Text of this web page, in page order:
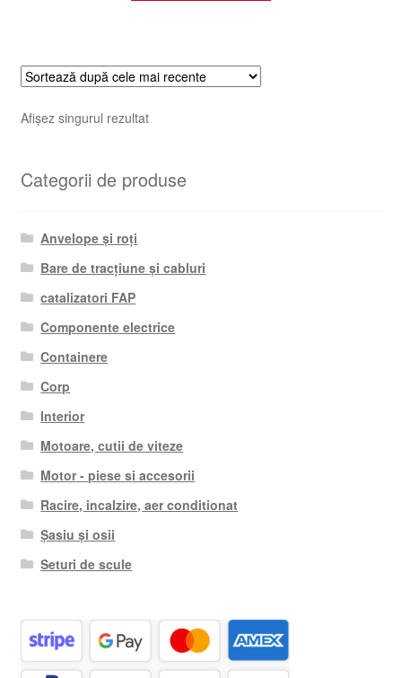
Afișez singurul rezultat
Categorii de produse
Anvelope și roți
Bare de tracțiune și cabluri
catalizatori FAP
Componente electrice
Containere
Corp
Interior
Motoare, cutii de viteze
Motor - piese si accesorii
Racire, incalzire, aer conditionat
Șasiu și osii
Seturi de scule